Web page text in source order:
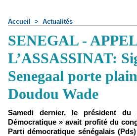
Accueil > Actualités
SENEGAL -
L’ASSASSINAT:
Senegaal porte
Doudou Wade
Samedi dernier, le président
Démocratique » avait profité du
Parti démocratique sénégalais